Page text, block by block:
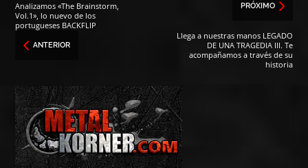
Analizamos «The Brainstorm,
Vol.1», lo nuevo de los
portugueses BACKFLIP
ANTERIOR
PRÓXIMO
Llega a nuestras manos LEGADO
DE UNA TRAGEDIA III. Te
acompañamos a través de su
historia